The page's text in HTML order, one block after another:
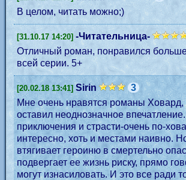
В целом, читать можно;)
[31.10.17 14:20] -Читательница-
Отличный роман, понравился
всей серии. 5+
[20.02.18 13:41] Sirin
3
Мне очень нравятся романы Ховард,
оставил неоднозначное
приключения и страсти-очень по-
интересно, хоть и местами наивно. Но!
втягивает героиню в смертельно
подвергает ее жизнь риску, прямо
могут изнасиловать. И это все ради